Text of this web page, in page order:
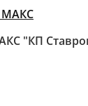
МАКС
"КП